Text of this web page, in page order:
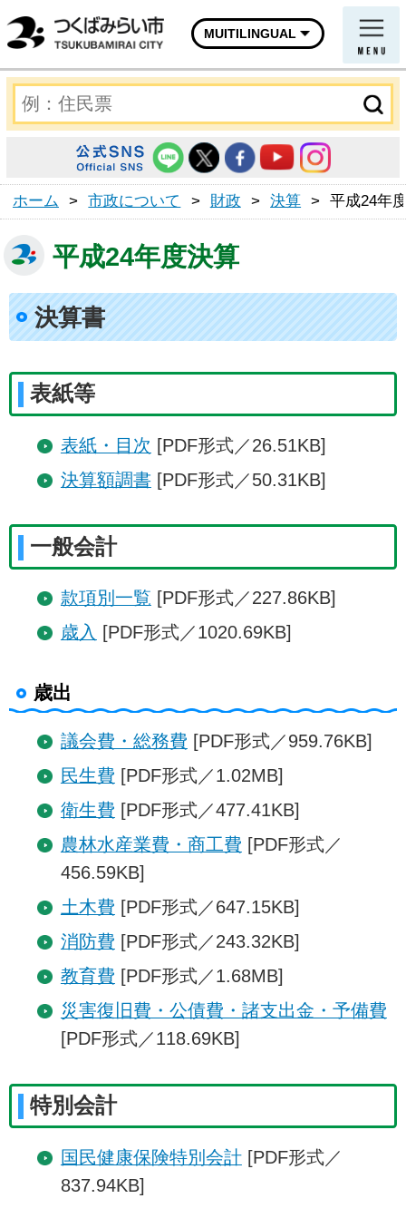
MUITILINGUAL
ホーム > 市政について > 財政 > 決算 > 平成24年
平成24年度決算
決算書
表紙等
表紙・目次 [PDF形式／26.51KB]
決算額調書[PDF形式／50.31KB]
一般会計
款項別一覧 [PDF形式／227.86KB]
歳入 [PDF形式／1020.69KB]
歳出
議会費・総務費 [PDF形式／959.76KB]
民生費 [PDF形式／1.02MB]
衛生費 [PDF形式／477.41KB]
農林水産業費・商工費 [PDF形式／
456.59KB]
土木費 [PDF形式／647.15KB]
消防費 [PDF形式／243.32KB]
教育費 [PDF形式／1.68MB]
災害復旧費・公債費・諸支出金・予備費
[PDF形式／118.69KB]
特別会計
国民健康保険特別会計[PDF形式／
837.94KB]